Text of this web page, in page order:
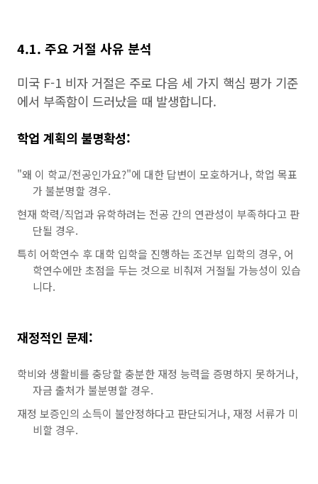
4.1. 주요 거절 사유 분석
미국 F-1 비자 거절은 주로 다음 세 가지 핵심 평가 기준
에서 부족함이 드러났을 때 발생합니다.
학업 계획의 불명확성:
"왜 이 학교/전공인가요?"에 대한 답변이 모호하거나, 학업 목표
가 불분명할 경우.
현재 학력/직업과 유학하려는 전공 간의 연관성이 부족하다고 판
단될 경우.
특히 어학연수 후 대학 입학을 진행하는 조건부 입학의 경우, 어
학연수에만 초점을 두는 것으로 비춰져 거절될 가능성이 있습
니다.
재정적인 문제:
학비와 생활비를 충당할 충분한 재정 능력을 증명하지 못하거나,
자금 출처가 불분명할 경우.
재정 보증인의 소득이 불안정하다고 판단되거나, 재정 서류가 미
비할 경우.